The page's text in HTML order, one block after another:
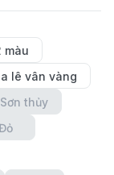
màu
lê vân vàng
Sơn thủy